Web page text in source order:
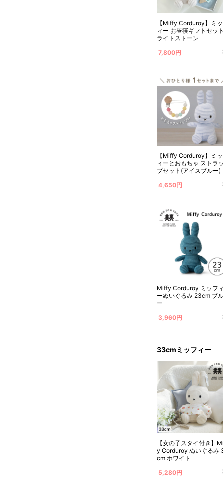
【Miffy Corduroy】ミ
ィー お昼寝ギフトセッ
ライトストーン
7,800円
【Miffy Corduroy】ミ
ィーとおもちゃ ストラ
プセット(アイスブルー)
4,650円
Miffy Corduroy ミッフ
ーぬいぐるみ 23cm ブル
ー
3,960円
33cmミッフィー
【女の子スタイ付き】
y Corduroy ぬいぐるみ
cm ホワイト
5,280円